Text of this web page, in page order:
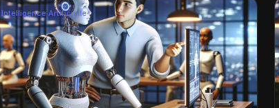
Intelligence Artificielle